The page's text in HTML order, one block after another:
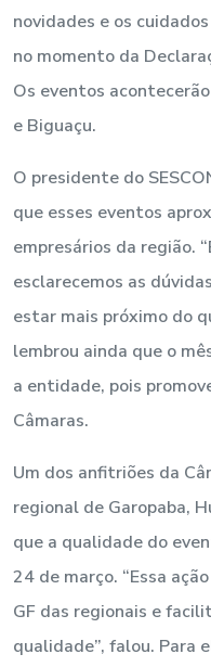
novidades e os
no momento da
Os eventos
e Biguaçu.
O presidente do
que esses eventos
empresários da região.
esclarecemos as
estar mais próximo do
lembrou ainda que o
a entidade, pois
Câmaras.
Um dos anfitriões da
regional de Garopaba,
que a qualidade do
24 de março. “Essa
GF das regionais e
qualidade”, falou. Para